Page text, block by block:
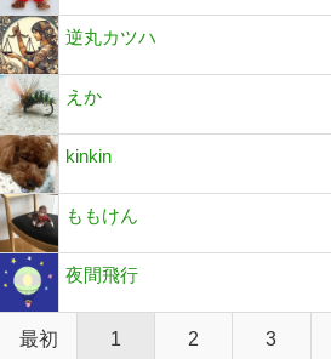
逆丸カツハ
えか
kinkin
ももけん
夜間飛行
最初 1 2 3